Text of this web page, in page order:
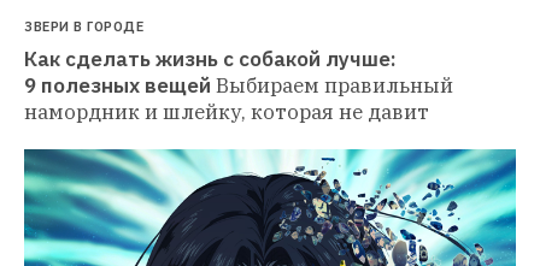
ЗВЕРИ В ГОРОДЕ
Как сделать жизнь с собакой лучше:
9 полезных вещей Выбираем правильный
намордник и шлейку, которая не давит